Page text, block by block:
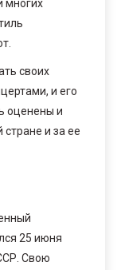
многих
своих
и его
оценены и
и за ее
25 июня
Свою